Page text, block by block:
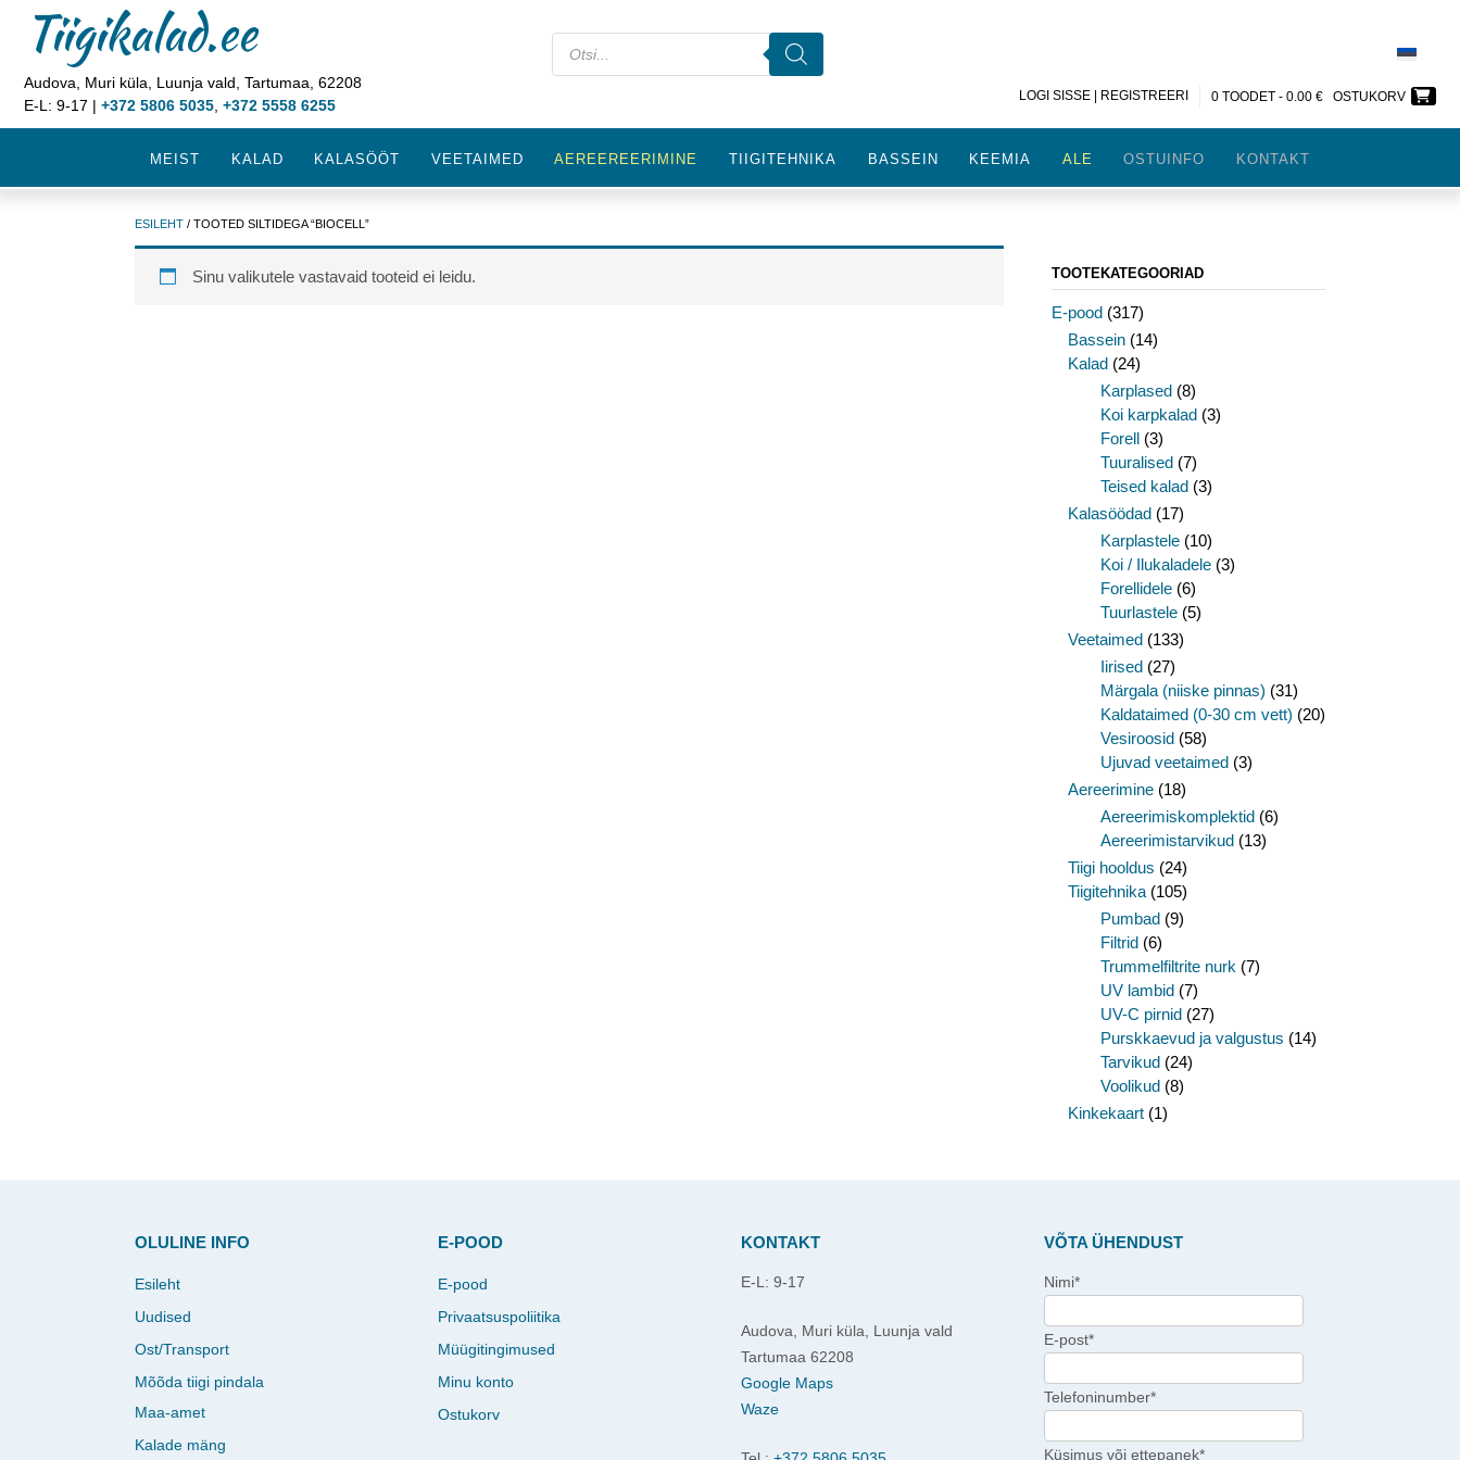
Tiigikalad.ee
Audova, Muri küla, Luunja vald, Tartumaa, 62208
E-L: 9-17 | +372 5806 5035 +372 5558 6255
LOGI SISSE | REGISTREERI 0 TOODET - 0.00 € OSTUKORV
MEIST KALAD KALASÖÖT VEETAIMED AEREEREERIMINE TIIGITEHNIKA BASSEIN KEEMIA ALE OSTUINFO KONTAKT
ESILEHT / TOOTED SILTIDEGA “BIOCELL”
Sinu valikutele vastavaid tooteid ei leidu. TOOTEKATEGOORIAD
E-pood (317)
Bassein (14)
Kalad (24)
Karplased (8)
Koi karpkalad (3)
Forell (3)
Tuuralised (7)
Teised kalad (3)
Kalasöödad (17)
Karplastele (10)
Koi / Ilukaladele (3)
Forellidele (6)
Tuurlastele (5)
Veetaimed (133)
Iirised (27)
Märgala (niiske pinnas) (31)
Kaldataimed (0-30 cm vett) (20)
Vesiroosid (58)
Ujuvad veetaimed (3)
Aereerimine (18)
Aereerimiskomplektid (6)
Aereerimistarvikud (13)
Tiigi hooldus (24)
Tiigitehnika (105)
Pumbad (9)
Filtrid (6)
Trummelfiltrite nurk (7)
UV lambid (7)
UV-C pirnid (27)
Purskkaevud ja valgustus (14)
Tarvikud (24)
Voolikud (8)
Kinkekaart (1)
OLULINE INFO
Esileht
Uudised
Ost/Transport
Mõõda tiigi pindala
Maa-amet
Kalade mäng
E-POOD
E-pood
Privaatsuspoliitika
Müügitingimused
Minu konto
Ostukorv
KONTAKT
E-L: 9-17
Audova, Muri küla, Luunja vald
Tartumaa 62208
Google Maps
Waze
VÕTA ÜHENDUST
Nimi*
E-post*
Telefoninumber*
Küsimus või ettepanek*